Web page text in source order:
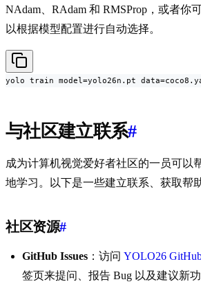
NAdam、RAdam 和 RMSProp，或者你
以根据模型配置进行自动选择。
yolo train model=yolo26n.pt
与社区建立联系#
成为计算机视觉爱好者社区的一员可以
地学习。以下是一些建立联系、获取帮
社区资源#
GitHub Issues ：访问 YOLO26
签页来提问、报告 Bug 以及建议新